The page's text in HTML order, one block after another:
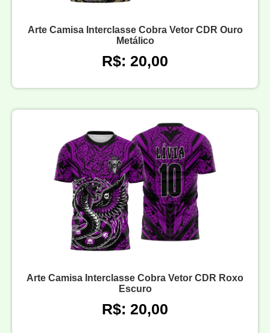
Arte Camisa Interclasse Cobra Vetor CDR Ouro
Metálico
R$: 20,00
Arte Camisa Interclasse Cobra Vetor CDR Roxo
Escuro
R$: 20,00